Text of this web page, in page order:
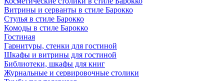
Витрины и серванты в стиле Барокко
Стулья в стиле Барокко
Комоды в стиле Барокко
Гостиная
Гарнитуры, стенки для гостиной
Шкафы и витрины для гостиной
Библиотеки, шкафы для книг
Журнальные и сервировочные столики